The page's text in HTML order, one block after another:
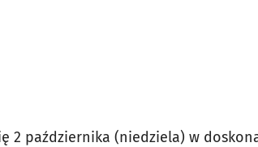
2 października (niedziela) w